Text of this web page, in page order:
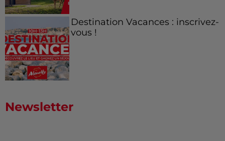
Destination Vacances : inscrivez-
vous !
Newsletter